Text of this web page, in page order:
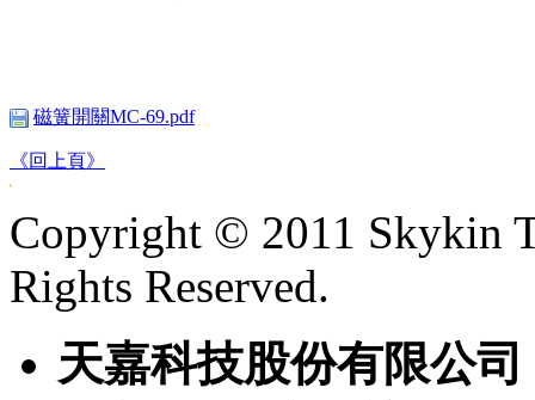
磁簧開關MC-69.pdf
《回上頁》
Copyright © 2011 Skykin
Rights Reserved.
天嘉科技股份有限